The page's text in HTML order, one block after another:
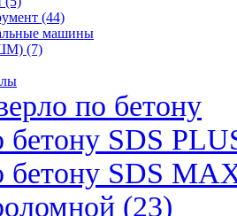
(44)
машины
(7)
по бетону
бетону SDS
бетону SDS
(23)